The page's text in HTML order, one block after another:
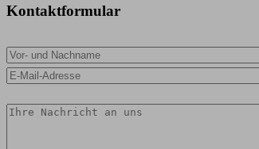
Skip
Kontaktformular